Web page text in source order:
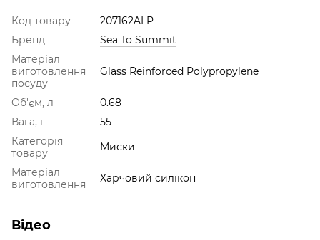
Код товару
207162ALP
Бренд
Sea To Summit
Матеріал
виготовлення
посуду
Glass Reinforced Polypropylene
Об'єм, л
0.68
Вага, г
55
Категорія
товару
Миски
Матеріал
виготовлення
Харчовий силікон
Відео